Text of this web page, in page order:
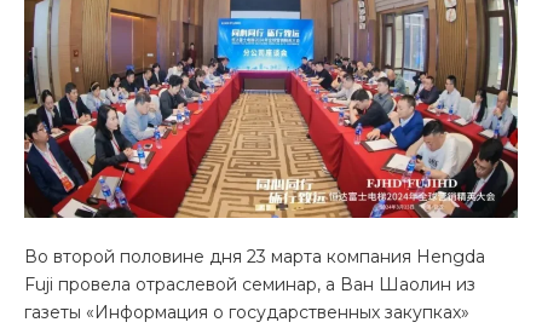
Во второй половине дня 23 марта компания Hengda
Fuji провела отраслевой семинар, а Ван Шаолин из
газеты «Информация о государственных закупках»